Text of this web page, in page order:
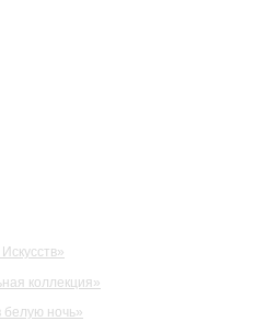
коллекция»
белую ночь»